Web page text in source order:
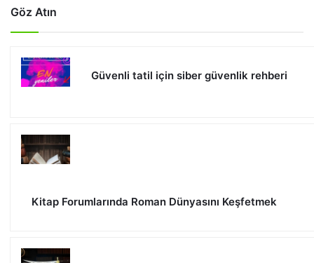
Göz Atın
Güvenli tatil için siber güvenlik rehberi
Kitap Forumlarında Roman Dünyasını Keşfetmek